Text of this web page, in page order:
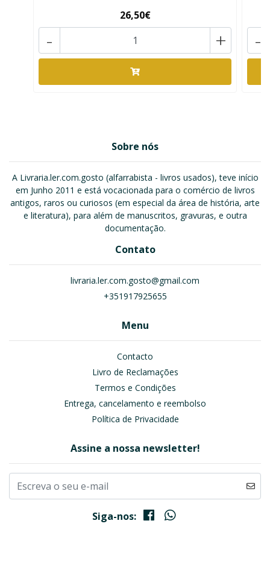
26,50€
+
- -
Sobre nós
A Livraria.ler.com.gosto (alfarrabista - livros usados), teve início
em Junho 2011 e está vocacionada para o comércio de livros
antigos, raros ou curiosos (em especial da área de história, arte
e literatura), para além de manuscritos, gravuras, e outra
documentação.
Contato
livraria.ler.com.gosto@gmail.com
+351917925655
Menu
Contacto
Livro de Reclamações
Termos e Condições
Entrega, cancelamento e reembolso
Política de Privacidade
Assine a nossa newsletter!
Siga-nos: